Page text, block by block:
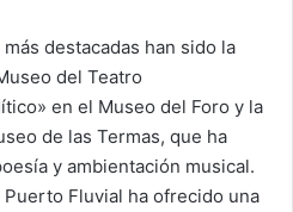
destacadas han sido la
del Teatro
en el Museo del Foro y la
de las Termas, que ha
y ambientación musical.
Fluvial ha ofrecido una